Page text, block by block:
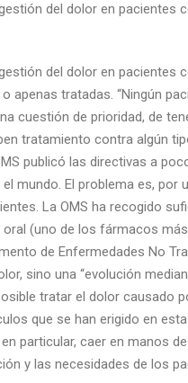
del dolor en
del dolor en
tratadas. “Ningún
cuestión de prioridad, de
tratamiento contra algún
publicó las directivas a
El problema es, por
La OMS ha recogido
(uno de los fármacos
de Enfermedades No
sino una “evolución
tratar el dolor causado
que se han erigido en
particular, caer en manos
y las necesidades de los